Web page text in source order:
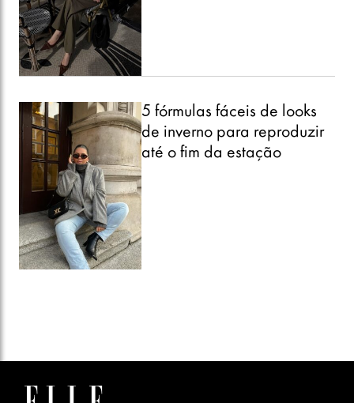
5 fórmulas fáceis de looks
de inverno para reproduzir
até o fim da estação